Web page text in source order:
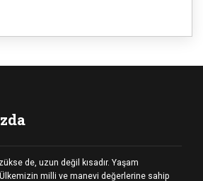
de, uzun değil kısadır. Yaşam
milli ve manevi değerlerine sahip